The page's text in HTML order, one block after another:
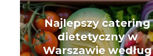
Najlepszy catering
dietetyczny w
Warszawie według